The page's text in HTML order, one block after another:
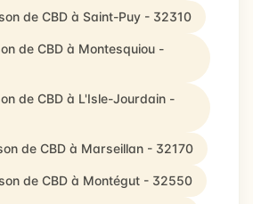
de CBD à Saint-Puy - 32310
de CBD à Montesquiou -
de CBD à L'Isle-Jourdain -
de CBD à Marseillan - 32170
de CBD à Montégut - 32550